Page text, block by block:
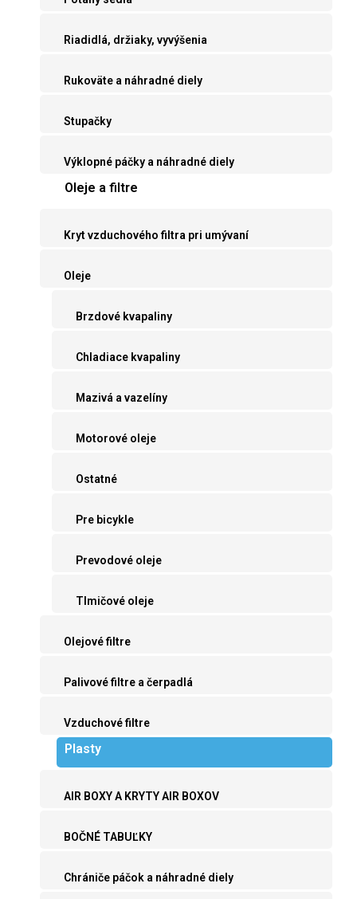
Riadidlá, držiaky, vyvýšenia
Rukoväte a náhradné diely
Stupačky
Výklopné páčky a náhradné diely
Oleje a filtre
Kryt vzduchového filtra pri umývaní
Oleje
Brzdové kvapaliny
Chladiace kvapaliny
Mazivá a vazelíny
Motorové oleje
Ostatné
Pre bicykle
Prevodové oleje
Tlmičové oleje
Olejové filtre
Palivové filtre a čerpadlá
Vzduchové filtre
Plasty
AIR BOXY A KRYTY AIR BOXOV
BOČNÉ TABUĽKY
Chrániče páčok a náhradné diely